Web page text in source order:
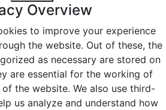
Overview
to improve your experience
the website. Out of these, the
as necessary are stored on
are essential for the working of
the website. We also use third-
us analyze and understand how